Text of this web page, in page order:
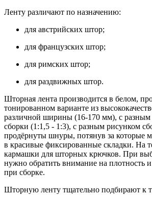
Ленту различают по назначению:
для австрийских штор;
для французских штор;
для римских штор;
для раздвижных штор.
Шторная лента производится в белом,
тонированном варианте из
различной ширины (16-170 мм), с
сборки (1:1,5 - 1:3), с разным рисунком
продёрнуты шнуры, потянув за которые
в красивые фиксированные складки. На
кармашки для шторных крючков. При
нужно обратить внимание на плотность
при сборке.
Шторную ленту тщательно подбирают к